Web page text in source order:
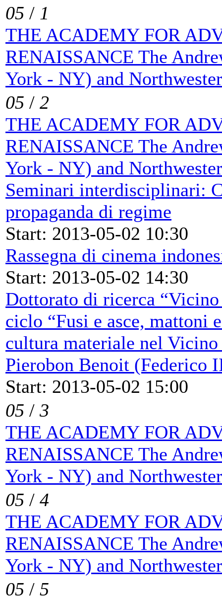
05 / 1
THE ACADEMY FOR
RENAISSANCE The
York - NY) and
05 / 2
THE ACADEMY FOR
RENAISSANCE The
York - NY) and
Seminari interdisciplinari:
propaganda di regime
Start: 2013-05-02 10:30
Rassegna di cinema
Start: 2013-05-02 14:30
Dottorato di ricerca
ciclo “Fusi e asce, mattoni
cultura materiale nel
Pierobon Benoit (Federico
Start: 2013-05-02 15:00
05 / 3
THE ACADEMY FOR
RENAISSANCE The
York - NY) and
05 / 4
THE ACADEMY FOR
RENAISSANCE The
York - NY) and
05 / 5